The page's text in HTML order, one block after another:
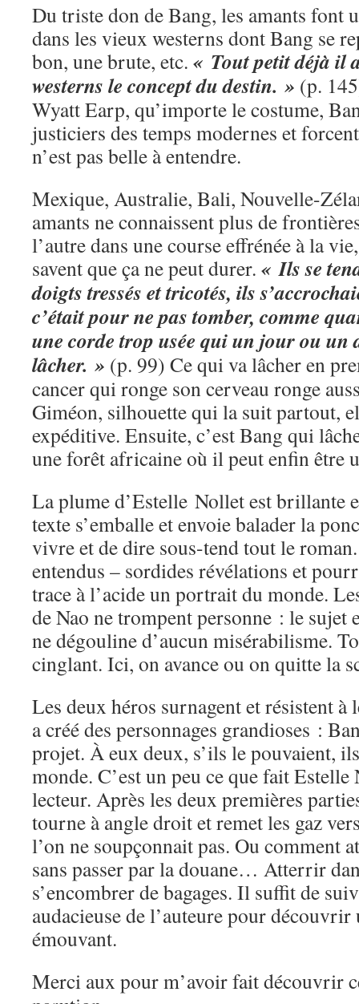
Du triste don de Bang, les amants font
dans les vieux westerns dont Bang se
bon, une brute, etc. « Tout petit déjà il
westerns le concept du destin. » (p.
Wyatt Earp, qu’importe le costume,
justiciers des temps modernes et
n’est pas belle à entendre.
Mexique, Australie, Bali, Nouvelle-
amants ne connaissent plus de
l’autre dans une course effrénée à la
savent que ça ne peut durer. « Ils se
doigts tressés et tricotés, ils
c’était pour ne pas tomber, comme
une corde trop usée qui un jour ou
lâcher. » (p. 99) Ce qui va lâcher en
cancer qui ronge son cerveau ronge
Giméon, silhouette qui la suit partout,
expéditive. Ensuite, c’est Bang qui
une forêt africaine où il peut enfin être
La plume d’Estelle Nollet est brillante
texte s’emballe et envoie balader la
vivre et de dire sous-tend tout le
entendus – sordides révélations et
trace à l’acide un portrait du monde.
de Nao ne trompent personne : le sujet
ne dégouline d’aucun misérabilisme.
cinglant. Ici, on avance ou on quitte la
Les deux héros surnagent et résistent à
a créé des personnages grandioses :
projet. À eux deux, s’ils le pouvaient,
monde. C’est un peu ce que fait
lecteur. Après les deux premières
tourne à angle droit et remet les gaz
l’on ne soupçonnait pas. Ou comment
sans passer par la douane… Atterrir
s’encombrer de bagages. Il suffit de
audacieuse de l’auteure pour
émouvant.
Merci aux pour m’avoir fait découvrir